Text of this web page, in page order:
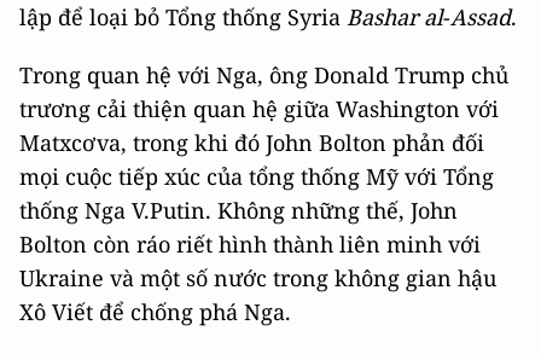
lập để loại bỏ Tổng thống Syria Bashar al-Assad.
Trong quan hệ với Nga, ông Donald Trump chủ
trương cải thiện quan hệ giữa Washington với
Matxcơva, trong khi đó John Bolton phản đối
mọi cuộc tiếp xúc của tổng thống Mỹ với Tổng
thống Nga V.Putin. Không những thế, John
Bolton còn ráo riết hình thành liên minh với
Ukraine và một số nước trong không gian hậu
Xô Viết để chống phá Nga.